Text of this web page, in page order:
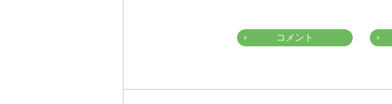
コメント